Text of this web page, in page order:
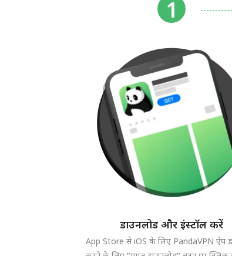
डाउनलोड और इंस्टॉल करें
App Store से iOS के लिए PandaVPN ऐप